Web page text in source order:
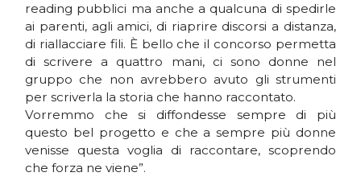
reading pubblici ma anche a qualcuna di spedirle
ai parenti, agli amici, di riaprire discorsi a distanza,
di riallacciare fili. È bello che il concorso permetta
di scrivere a quattro mani, ci sono donne nel
gruppo che non avrebbero avuto gli strumenti
per scriverla la storia che hanno raccontato.
Vorremmo che si diffondesse sempre di più
questo bel progetto e che a sempre più donne
venisse questa voglia di raccontare, scoprendo
che forza ne viene”.